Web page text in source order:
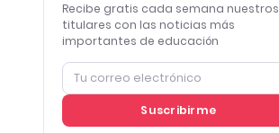
Recibe gratis cada semana nuestros
titulares con las noticias más
importantes de educación
Suscribirme